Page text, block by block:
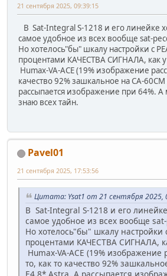
21 сентября 2025, 09:39:15
В Sat-Integral S-1218 и его линейке
самое удобное из всех вообще sat-
Но хотелось"бы" шкалу настройки с
процентами КАЧЕСТВА СИГНАЛА, как
Humax-VA-ACE (19% изображение
качество 92% зашкальное на СА-
рассыпается изображение при 64%.
знаю всех тайн.
Pavel01
21 сентября 2025, 17:53:56
Цитата: Ysat1 от 21 сентября 2025,
В Sat-Integral S-1218 и его
самое удобное из всех вообще
Но хотелось"бы" шкалу
процентами КАЧЕСТВА СИГНАЛА,
Humax-VA-ACE (19% изображение
то, как то качество 92%